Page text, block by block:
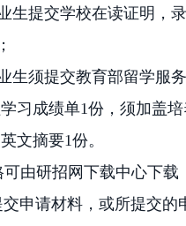
生提交学校在读证明，
生须提交教育部留学服
习成绩单1份，须加盖
文摘要1份。
由研招网下载中心下载
申请材料，或所提交